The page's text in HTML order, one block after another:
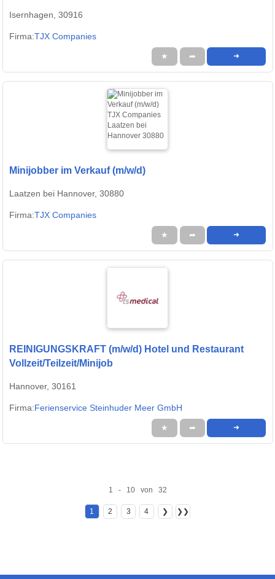
Isernhagen, 30916
Firma:TJX Companies
★ ➦ ➜
Minijobber im Verkauf (m/w/d)
Laatzen bei Hannover, 30880
Firma:TJX Companies
★ ➦ ➜
REINIGUNGSKRAFT (m/w/d) Hotel und Restaurant
Vollzeit/Teilzeit/Minijob
Hannover, 30161
Firma:Ferienservice Steinhuder Meer GmbH
★ ➦ ➜
1 - 10 von 32
1 2 3 4 ❯ ❯❯